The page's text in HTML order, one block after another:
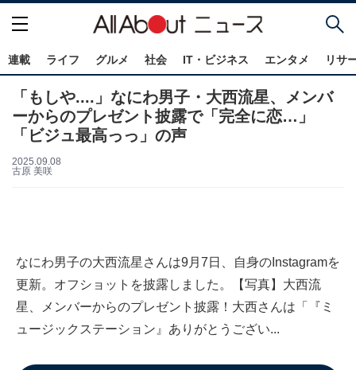
連載 ライフ グルメ 社会 IT・ビジネス エンタメ リサ
「もしや....」なにわ男子・大西流星、メンバ
ーからのプレゼント披露で「完全に恋…」
「ビジュ最高っっ」の声
2025.09.08
古原 美咲
なにわ男子の大西流星さんは9月7日、自身のInstagramを
更新。オフショットを披露しました。【写真】大西流
星、メンバーからのプレゼント披露！大西さんは「『ミ
ュージックステーション』ありがとうござい...